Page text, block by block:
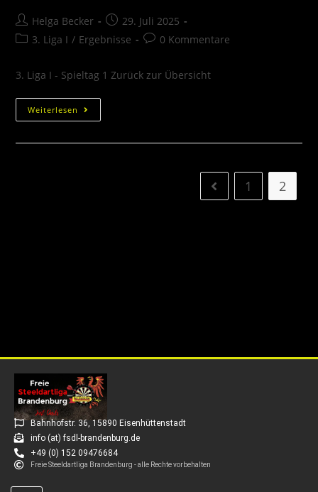
Helga Becker
29. Juli 2025
3. Liga I / Ergebnisse 0 Kommentare
3. Liga I - Spieltag 1 Zurück zur Übersicht
Weiterlesen
1 2
Bahnhofstr. 36, 15890 Eisenhüttenstadt
info (at) fsdl-brandenburg.de
+49 (0) 152 09476684
Freie Steeldartliga Brandenburg - alle Rechte vorbehalten